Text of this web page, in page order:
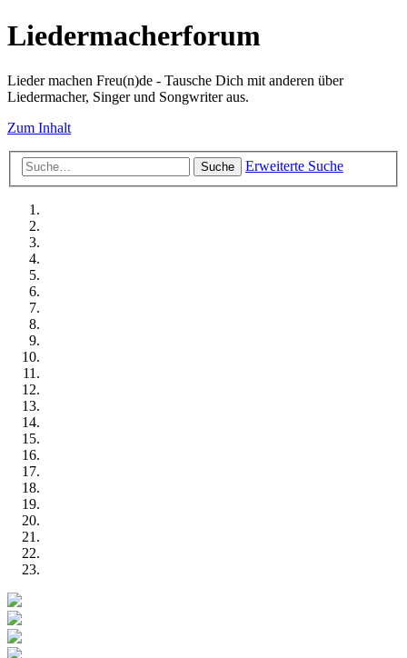
Liedermacherforum
Lieder machen Freu(n)de - Tausche Dich mit anderen über
Liedermacher, Singer und Songwriter aus.
Zum Inhalt
Suche Erweiterte Suche